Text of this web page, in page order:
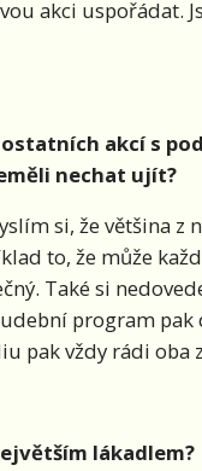
akci uspořádat.
akcí s
nechat ujít?
si, že většina
to, že může
Také si
program
pak vždy rádi oba
lákadlem?